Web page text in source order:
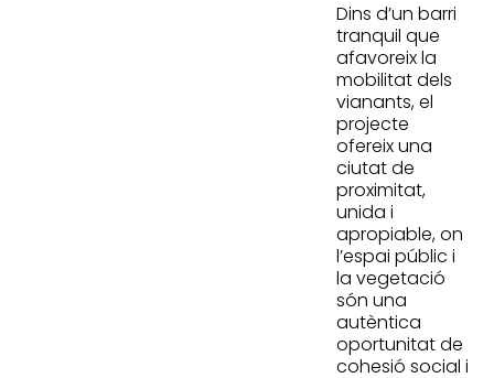
Dins d’un barri
tranquil que
afavoreix la
mobilitat dels
vianants, el
projecte
ofereix una
ciutat de
proximitat,
unida i
apropiable, on
l’espai públic i
la vegetació
són una
autèntica
oportunitat de
cohesió social i